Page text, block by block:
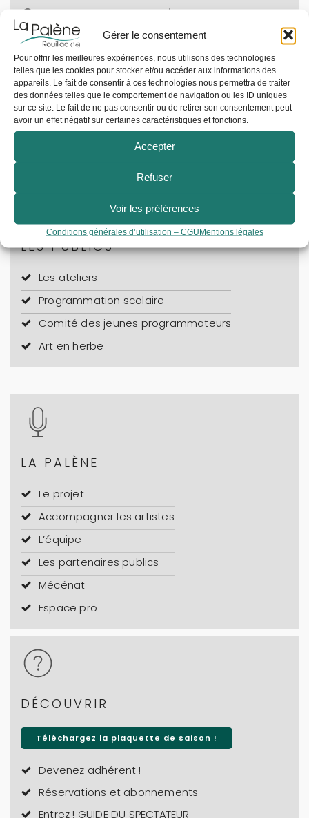
Gérer le consentement
Pour offrir les meilleures expériences, nous utilisons des technologies
telles que les cookies pour stocker et/ou accéder aux informations des
appareils. Le fait de consentir à ces technologies nous permettra de traiter
des données telles que le comportement de navigation ou les ID uniques
sur ce site. Le fait de ne pas consentir ou de retirer son consentement peut
avoir un effet négatif sur certaines caractéristiques et fonctions.
Accepter
Refuser
Voir les préférences
Conditions générales d’utilisation – CGUMentions légales
Lundi au vendredi : 9h30/17h30
Billetterie et Café :
Mercredi de 14h à 19h
Jeudi et vendredi : de 16h30 à 19h
Les salles du Centre Culturel Le Vingt-Sept
sont disponibles à la location :
CLIQUEZ ICI POUR + D’INFOS
LES PUBLICS
Les ateliers
Programmation scolaire
Comité des jeunes programmateurs
Art en herbe
LA PALÈNE
Le projet
Accompagner les artistes
L’équipe
Les partenaires publics
Mécénat
Espace pro
DÉCOUVRIR
Téléchargez la plaquette de saison !
Devenez adhérent !
Réservations et abonnements
Entrez ! GUIDE DU SPECTATEUR